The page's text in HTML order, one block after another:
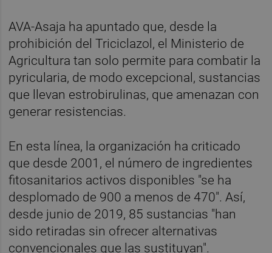
AVA-Asaja ha apuntado que, desde la
prohibición del Triciclazol, el Ministerio de
Agricultura tan solo permite para combatir la
pyricularia, de modo excepcional, sustancias
que llevan estrobirulinas, que amenazan con
generar resistencias.
En esta línea, la organización ha criticado
que desde 2001, el número de ingredientes
fitosanitarios activos disponibles "se ha
desplomado de 900 a menos de 470". Así,
desde junio de 2019, 85 sustancias "han
sido retiradas sin ofrecer alternativas
convencionales que las sustituyan".